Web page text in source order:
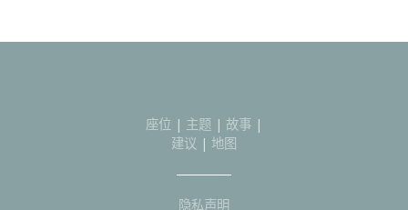
座位 | 主题 | 故事 |
建议 | 地图
隐私声明